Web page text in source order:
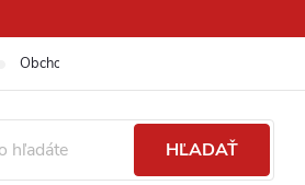
Obchodné podmienky
HĽADAŤ